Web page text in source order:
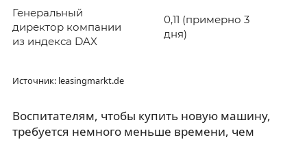
Генеральный
директор компании
из индекса DAX
0,11 (примерно 3
дня)
Источник: leasingmarkt.de
Воспитателям, чтобы купить новую машину,
требуется немного меньше времени, чем